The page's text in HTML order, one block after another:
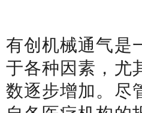
有创机械通气是
于各种因素，尤
数逐步增加。尽